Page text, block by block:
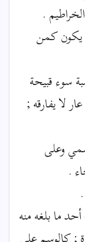
.
يكون كمن
سوء قبيحة
لا يفارقه ;
وعلى
.
ما بلغه منه